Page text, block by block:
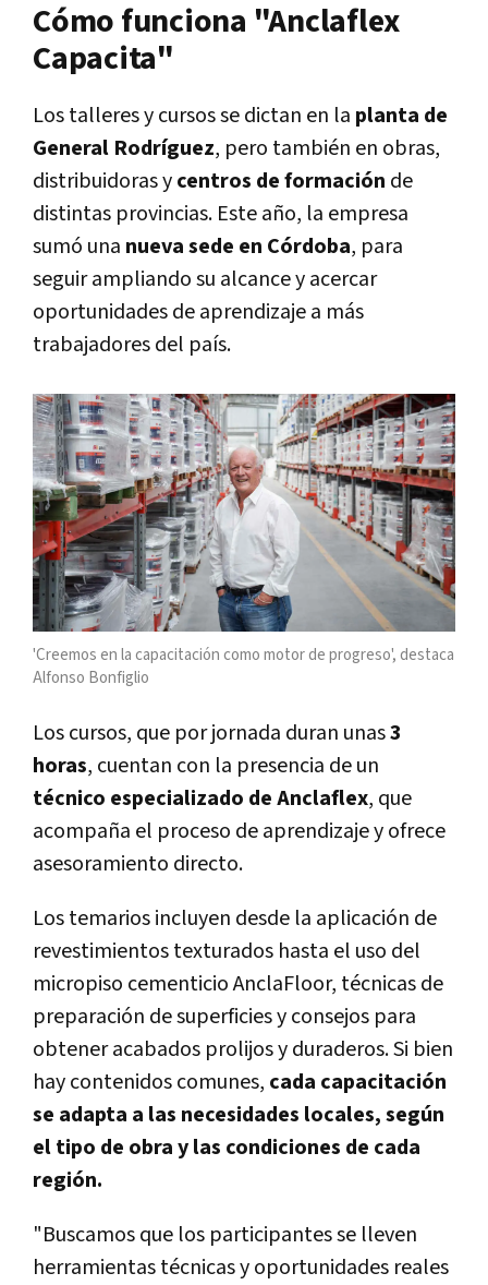
Cómo funciona "Anclaflex
Capacita"
Los talleres y cursos se dictan en la planta de
General Rodríguez, pero también en obras,
distribuidoras ycentros de formación de
distintas provincias. Este año, la empresa
sumó una nueva sede en Córdoba, para
seguir ampliando su alcance y acercar
oportunidades de aprendizaje a más
trabajadores del país.
'Creemos en la capacitación como motor de progreso', destaca
Alfonso Bonfiglio
Los cursos, que por jornada duran unas3
horas, cuentan con la presencia de un
técnico especializado de Anclaflex, que
acompaña el proceso de aprendizaje y ofrece
asesoramiento directo.
Los temarios incluyen desde la aplicación de
revestimientos texturados hasta el uso del
micropiso cementicio AnclaFloor, técnicas de
preparación de superficies y consejos para
obtener acabados prolijos y duraderos. Si bien
hay contenidos comunes, cada capacitación
se adapta a las necesidades locales, según
el tipo de obra y las condiciones de cada
región.
"Buscamos que los participantes se lleven
herramientas técnicas y oportunidades reales